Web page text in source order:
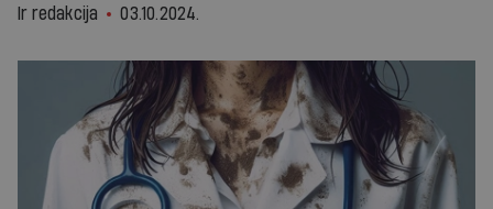
Ir redakcija 03.10.2024.